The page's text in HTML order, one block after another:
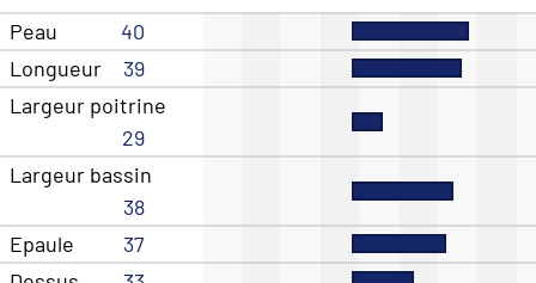
Peau
40
Longueur
39
Largeur poitrine
29
Largeur bassin
38
Epaule
37